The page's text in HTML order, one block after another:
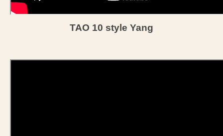
Photos
Liens
TAO 10 style Yang